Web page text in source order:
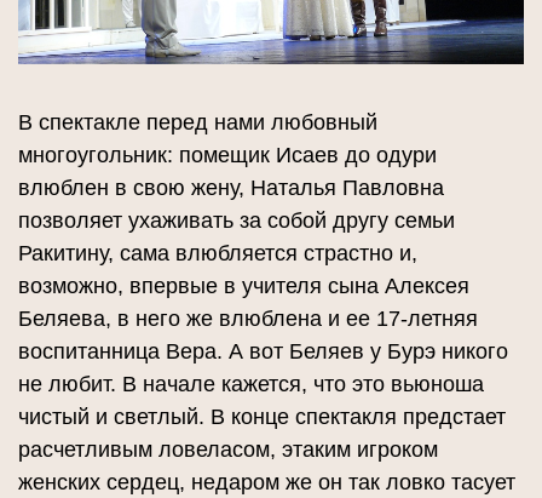
В спектакле перед нами любовный
многоугольник: помещик Исаев до одури
влюблен в свою жену, Наталья Павловна
позволяет ухаживать за собой другу семьи
Ракитину, сама влюбляется страстно и,
возможно, впервые в учителя сына Алексея
Беляева, в него же влюблена и ее 17-летняя
воспитанница Вера. А вот Беляев у Бурэ никого
не любит. В начале кажется, что это вьюноша
чистый и светлый. В конце спектакля предстает
расчетливым ловеласом, этаким игроком
женских сердец, недаром же он так ловко тасует